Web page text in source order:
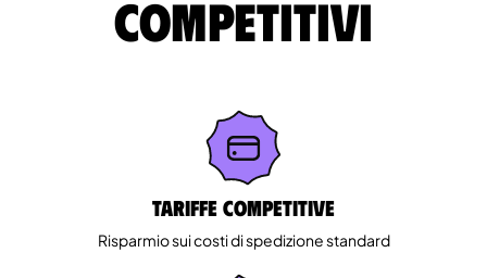
competitivi
Tariffe competitive
Risparmio sui costi di spedizione standard